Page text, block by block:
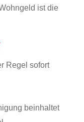
ist die
Regel sofort
beinhaltet